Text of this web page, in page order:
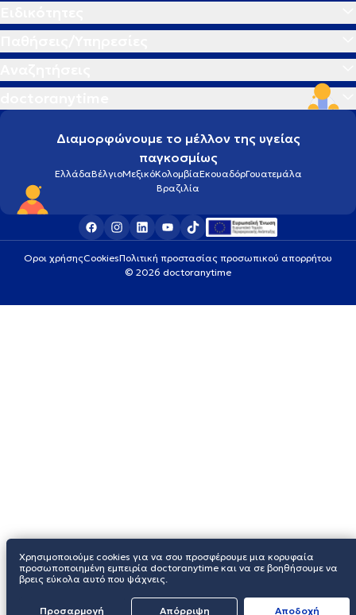
Διαμορφώνουμε το μέλλον της υγείας
παγκοσμίως
ΕλλάδαΒέλγιοΜεξικόΚολομβίαΕκουαδόρΓουατεμάλα
Βραζιλία
Οροι χρήσηςCookiesΠολιτική προστασίας προσωπικού απορρήτου
© 2026 doctoranytime
Χρησιμοποιούμε cookies για να σου προσφέρουμε μια κορυφαία
προσωποποιημένη εμπειρία doctoranytime και να σε βοηθήσουμε να
βρεις εύκολα αυτό που ψάχνεις.
Προσαρμογή Απόρριψη Aποδοχή